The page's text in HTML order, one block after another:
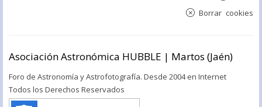
Borrar cookies
Asociación Astronómica HUBBLE | Martos (Jaén)
Foro de Astronomía y Astrofotografía. Desde 2004 en Internet
Todos los Derechos Reservados